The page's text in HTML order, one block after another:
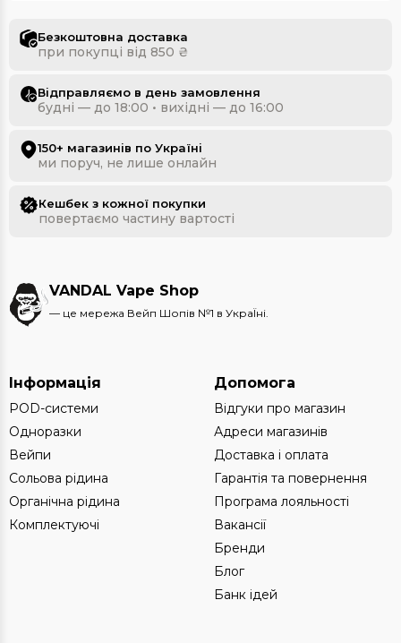
Outlet у світі вейпінгу– це шанс знову зустрітися з
девайсами, які колись стали першими у багатьох
допомогли сформувати сучасну культуру паріння.
Вони можуть бути менш популярними сьогодні, але
комфортними у використанні.
купити пристрій, з якого почалася чиясь історія з
вейпінгом. Для когось це буде перший девайс, для
часу.
А ще головне – це економія. Знижки на POD-системи
з найнижчих цін на ринку, саме тому вейпери знову й
знову повертаються у такий вже рідний
ЕКОНОМІЯ НА ЯКІСНИХ ВЕЙПАХ
чи не втратить товар якості?». У випадку зVandal
Outletвідповідь проста – ні. У нас знижка означає
лише вигідну ціну, а не гірший продукт. Ті ж самі
улюблені pod-системи, які вчора коштували дорожче,
сьогодні доступні на 20–30% дешевше.
Безкоштовна доставка
при покупці від 850 ₴
Відправляємо в день замовлення
будні — до 18:00 • вихідні — до 16:00
150+ магазинів по Україні
ми поруч, не лише онлайн
Кешбек з кожної покупки
повертаємо частину вартості
VANDAL Vape Shop
— це мережа Вейп Шопів №1 в УкраЇні.
Інформація
POD-системи
Одноразки
Вейпи
Сольова рідина
Органічна рідина
Комплектуючі
Допомога
Відгуки про магазин
Адреси магазинів
Доставка і оплата
Гарантія та повернення
Програма лояльності
Вакансії
Бренди
Блог
Банк ідей